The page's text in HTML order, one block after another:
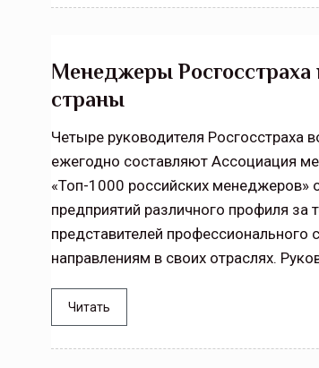
Менеджеры
страны
Четыре руководителя Росгосстраха
ежегодно составляют Ассоциация
«Топ-1000 российских менеджеров»
предприятий различного профиля
представителей
направлениям в своих отраслях.
Читать